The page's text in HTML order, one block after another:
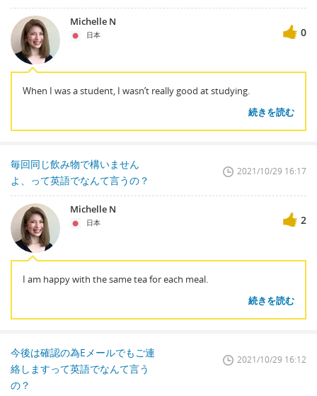
Michelle N
日本 0
When I was a student, I wasn’t really good at studying.
続きを読む
毎回同じ飲み物で構いません
よ、って英語でなんて言うの？
2021/10/29 16:17
Michelle N
日本 2
I am happy with the same tea for each meal.
続きを読む
今後は確認の為Eメールでもご連
絡しますって英語でなんて言う
の？
2021/10/29 16:12